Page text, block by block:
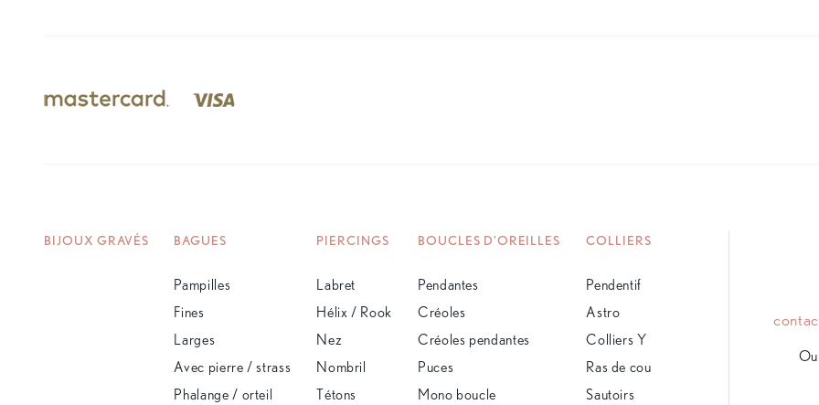
BIJOUX GRAVÉS BAGUES
Pampilles
Fines
Larges
Avec pierre / strass
Phalange / orteil
PIERCINGS
Labret
Hélix / Rook
Nez
Nombril
Tétons
BOUCLES D'OREILLES
Pendantes
Créoles
Créoles pendantes
Puces
Mono boucle
COLLIERS
Pendentif
Astro
Colliers Y
Ras de cou
Sautoirs